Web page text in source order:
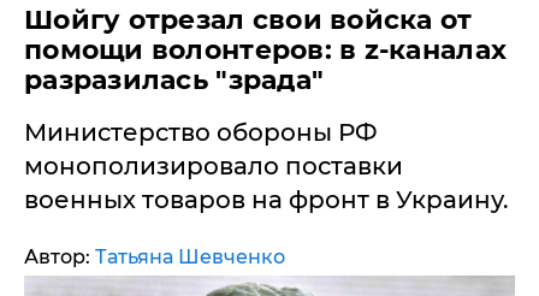
Шойгу отрезал свои войска от
помощи волонтеров: в z-каналах
разразилась "зрада"
​Министерство обороны РФ
монополизировало поставки
военных товаров на фронт в Украину.
Автор: Татьяна Шевченко